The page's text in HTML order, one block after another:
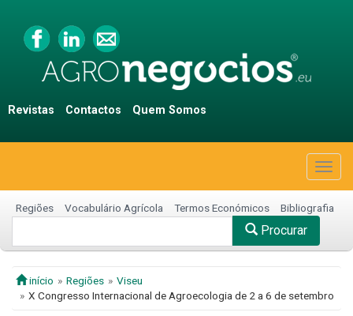
Revistas Contactos Quem Somos
Regiões Vocabulário Agrícola Termos Económicos Bibliografia
Procurar
início Regiões
Viseu
X Congresso Internacional de Agroecologia de 2 a 6 de setembro